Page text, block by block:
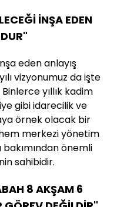
İNŞA EDEN
eden anlayış
vizyonumuz da işte
yıllık kadim
gibi idarecilik ve
örnek olacak bir
hem merkezi yönetim
önemli
sahibidir.
8 AKŞAM 6